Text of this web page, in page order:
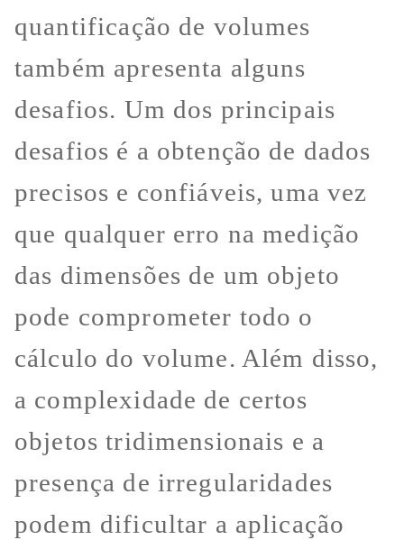
quantificação de volumes
também apresenta alguns
desafios. Um dos principais
desafios é a obtenção de dados
precisos e confiáveis, uma vez
que qualquer erro na medição
das dimensões de um objeto
pode comprometer todo o
cálculo do volume. Além disso,
a complexidade de certos
objetos tridimensionais e a
presença de irregularidades
podem dificultar a aplicação